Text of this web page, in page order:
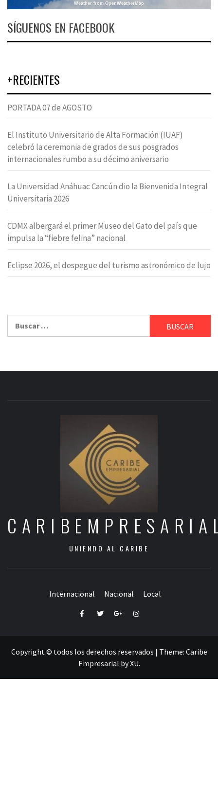
Weather from OpenWeatherMap
SÍGUENOS EN FACEBOOK
+RECIENTES
PORTADA 07 de AGOSTO
El Instituto Universitario de Alta Formación (IUAF)
celebró la ceremonia de grados de sus posgrados
internacionales rumbo a su décimo aniversario
La Universidad Anáhuac Cancún dio la Bienvenida Integral
Universitaria 2026
CDMX albergará el primer Museo del Gato del país que
impulsa la “fiebre felina” nacional
Eclipse 2026, el despegue del turismo astronómico de lujo
UNIENDO AL CARIBE
Internacional Nacional Local
FacebookTwitterGoogle+Instagram
Copyright © todos los derechos reservados | Theme: Caribe
Empresarial byXU.